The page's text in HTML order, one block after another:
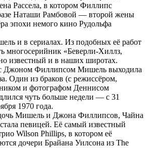
Рассела, в котором Филлипс
Наташи Рамбовой — второй жены
эпохи немого кино Рудольфа
и в сериалах. Из подобных её работ
многосерийник «Беверли-Хиллз,
известный и в наших широтах.
с Джоном Филлипсом Мишель выходила
Один из браков (с режиссёром,
и фотографом Деннисом
чуть больше недели — с 31
1970 года.
Мишель и Джона Филлипсов, Чайна
певицей. Её самый известный
Wilson Phillips, в котором её
дочери Брайана Уилсона из The